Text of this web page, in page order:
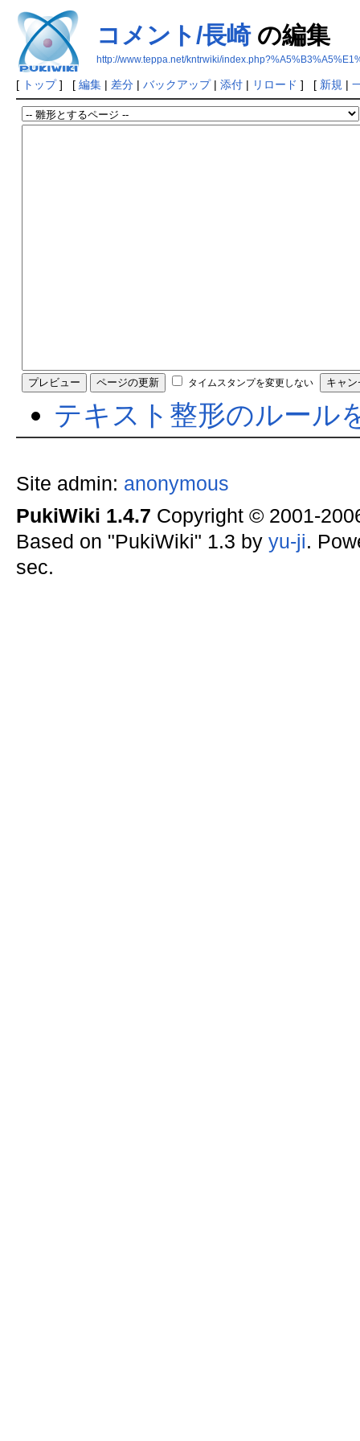
コメント/長崎の編集
http://www.teppa.net/kntrwiki/
[ トップ] [ 編集| 差分| バックアップ| 添付| リロード ] [ 新規 |
タイムスタンプを変更しない
テキスト整形のルール
Site admin: anonymous
PukiWiki 1.4.7 Copyright © 2001-
Based on "PukiWiki" 1.3 by yu-ji.
sec.